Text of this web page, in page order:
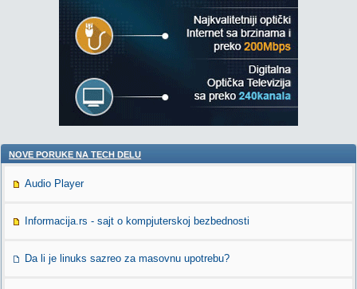
NOVE PORUKE NA TECH DELU
Audio Player
Informacija.rs - sajt o kompjuterskoj bezbednosti
Da li je linuks sazreo za masovnu upotrebu?